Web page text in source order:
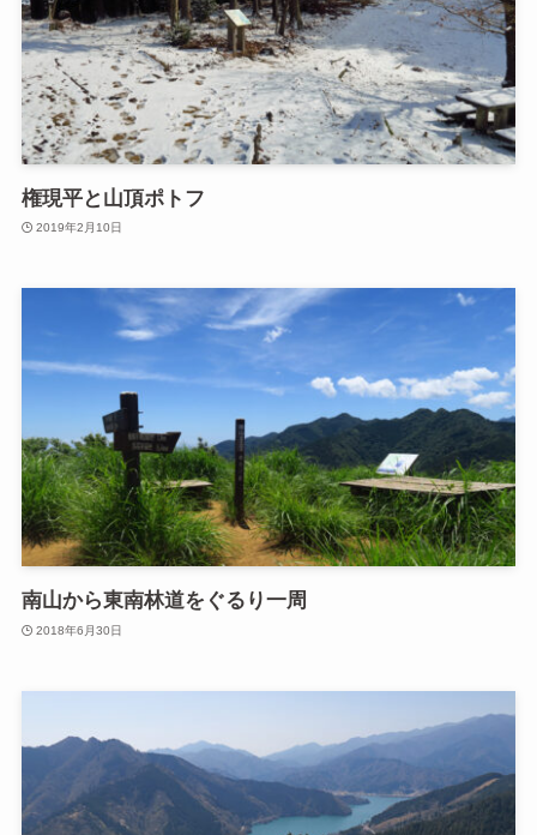
権現平と山頂ポトフ
2019年2月10日
南山から東南林道をぐるり一周
2018年6月30日